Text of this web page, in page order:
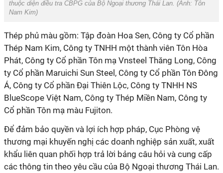
thuộc diện điều tra CBPG của Bộ Ngoại thương Thái Lan. (Ảnh: Tôn
Nam Kim)
Thép phủ màu gồm: Tập đoàn Hoa Sen, Công ty Cổ phần
Thép Nam Kim, Công ty TNHH một thành viên Tôn Hòa
Phát, Công ty Cổ phần Tôn mạ Vnsteel Thăng Long, Công
ty Cổ phần Maruichi Sun Steel, Công ty Cổ phần Tôn Đông
Á, Công ty Cổ phần Đại Thiên Lộc, Công ty TNHH NS
BlueScope Việt Nam, Công ty Thép Miền Nam, Công ty
Cổ phần Tôn mạ màu Fujiton.
Để đảm bảo quyền và lợi ích hợp pháp, Cục Phòng vệ
thương mại khuyến nghị các doanh nghiệp sản xuất, xuất
khẩu liên quan phối hợp trả lời bảng câu hỏi và cung cấp
các thông tin theo yêu cầu của Bộ Ngoại thương Thái Lan.